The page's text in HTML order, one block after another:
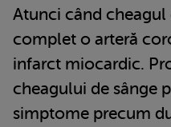
Atunci când cheagul
complet o arteră
infarct miocardic.
cheagului de sânge
simptome precum